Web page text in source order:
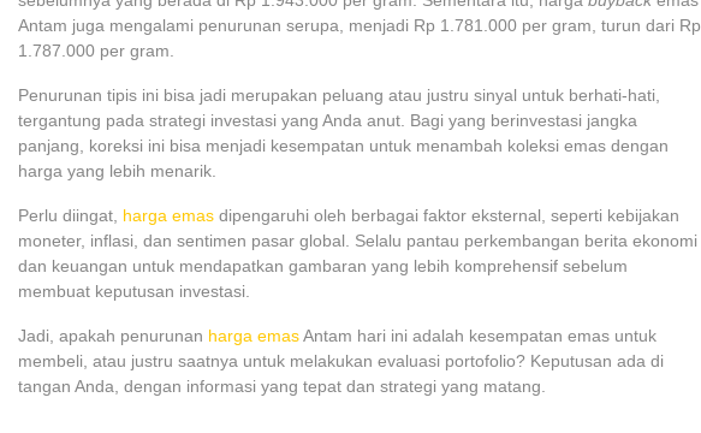
Antam juga mengalami penurunan serupa, menjadi Rp 1.781.000 per gram, turun dari Rp
1.787.000 per gram.
Penurunan tipis ini bisa jadi merupakan peluang atau justru sinyal untuk berhati-hati,
tergantung pada strategi investasi yang Anda anut. Bagi yang berinvestasi jangka
panjang, koreksi ini bisa menjadi kesempatan untuk menambah koleksi emas dengan
harga yang lebih menarik.
Perlu diingat, harga emas dipengaruhi oleh berbagai faktor eksternal, seperti kebijakan
moneter, inflasi, dan sentimen pasar global. Selalu pantau perkembangan berita ekonomi
dan keuangan untuk mendapatkan gambaran yang lebih komprehensif sebelum
membuat keputusan investasi.
Jadi, apakah penurunan harga emasAntam hari ini adalah kesempatan emas untuk
membeli, atau justru saatnya untuk melakukan evaluasi portofolio? Keputusan ada di
tangan Anda, dengan informasi yang tepat dan strategi yang matang.